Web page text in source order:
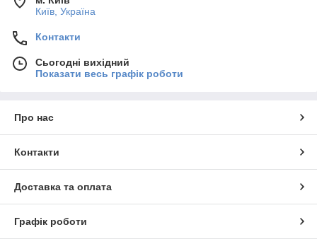
Київ, Україна
Контакти
Сьогодні вихідний
Показати весь графік роботи
Про нас
Контакти
Доставка та оплата
Графік роботи